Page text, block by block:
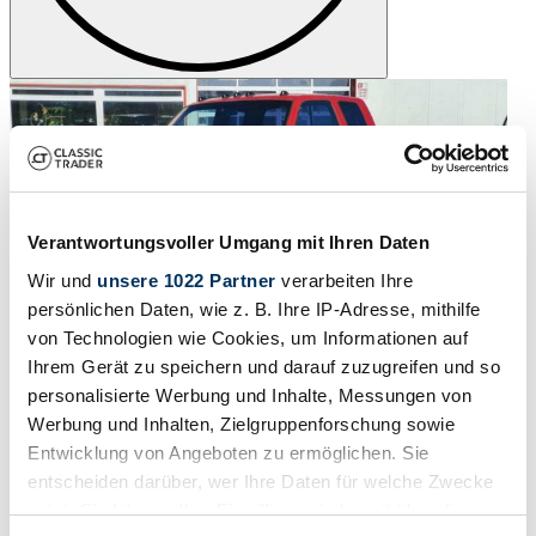
Verantwortungsvoller Umgang mit Ihren Daten
Wir und unsere 1022 Partner verarbeiten Ihre
persönlichen Daten, wie z. B. Ihre IP-Adresse, mithilfe
von Technologien wie Cookies, um Informationen auf
Ihrem Gerät zu speichern und darauf zuzugreifen und so
personalisierte Werbung und Inhalte, Messungen von
Werbung und Inhalten, Zielgruppenforschung sowie
Entwicklung von Angeboten zu ermöglichen. Sie
entscheiden darüber, wer Ihre Daten für welche Zwecke
nutzt. Sie können Ihre Einwilligung jederzeit über die
/20
1988 | Chevrolet K3500
Chevrolet Silverado K3500 4x4 Deutsche Papiere TÜV H-Zul.